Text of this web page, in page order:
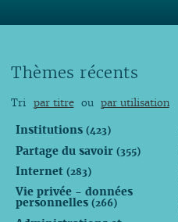
Thèmes récents
Tri par titre ou par utilisation
Institutions (423)
Partage du savoir (355)
Internet (283)
Vie privée - données
personnelles (266)